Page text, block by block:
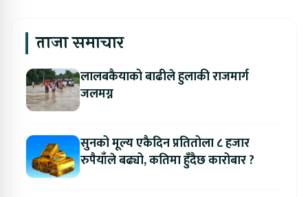
ताजा समाचार
लालबकैयाको बाढीले हुलाकी राजमार्ग
जलमग्न
सुनको मूल्य एकैदिन प्रतितोला ८ हजार
रुपैयाँले बढ्यो, कतिमा हुँदैछ कारोबार ?